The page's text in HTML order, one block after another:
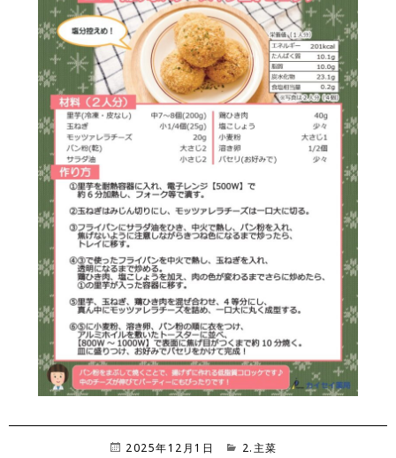
投
2025年12月1日
カ
2.主菜